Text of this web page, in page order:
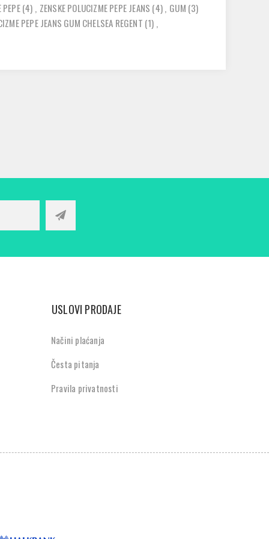
PEPE(4) , ZENSKE POLUCIZME PEPE JEANS (4), GUM (3)
PEPE JEANS GUM CHELSEA REGENT (1) ,
USLOVI PRODAJE
Načini plaćanja
Česta pitanja
Pravila privatnosti